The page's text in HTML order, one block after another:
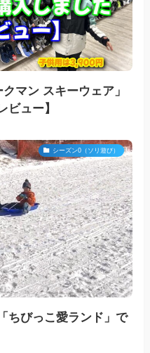
マン スキーウェア」
ビュー】
シーズン0（ソリ遊び）
ちびっこ愛ランド」で